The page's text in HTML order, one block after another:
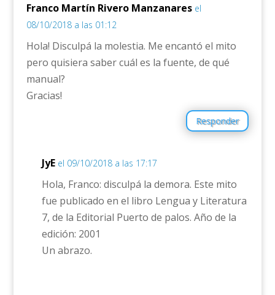
Franco Martín Rivero Manzanares el
08/10/2018 a las 01:12
Hola! Disculpá la molestia. Me encantó el mito
pero quisiera saber cuál es la fuente, de qué
manual?
Gracias!
Responder
JyE el 09/10/2018 a las 17:17
Hola, Franco: disculpá la demora. Este mito
fue publicado en el libro Lengua y Literatura
7, de la Editorial Puerto de palos. Año de la
edición: 2001
Un abrazo.